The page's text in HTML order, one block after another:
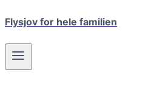
Flysjov for hele familien